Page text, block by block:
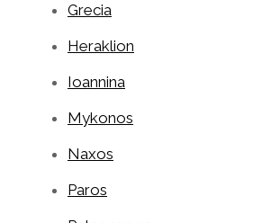
Grecia
Heraklion
Ioannina
Mykonos
Naxos
Paros